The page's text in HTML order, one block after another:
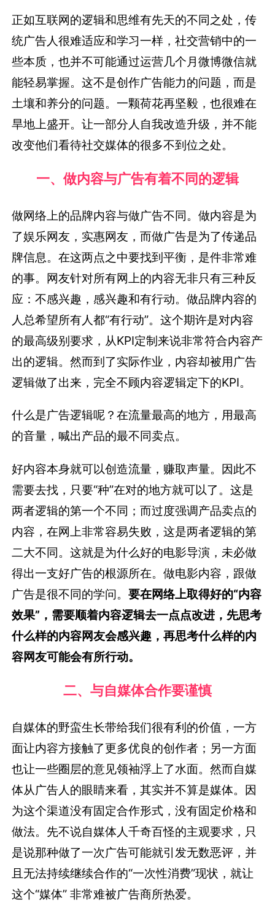
正如互联网的逻辑和思维有先天的不同之处，传
统广告人很难适应和学习一样，社交营销中的一
些本质，也并不可能通过运营几个月微博微信就
能轻易掌握。这不是创作广告能力的问题，而是
土壤和养分的问题。一颗荷花再坚毅，也很难在
旱地上盛开。让一部分人自我改造升级，并不能
改变他们看待社交媒体的很多不到位之处。
一、做内容与广告有着不同的逻辑
做网络上的品牌内容与做广告不同。做内容是为
了娱乐网友，实惠网友，而做广告是为了传递品
牌信息。在这两点之中要找到平衡，是件非常难
的事。网友针对所有网上的内容无非只有三种反
应：不感兴趣，感兴趣和有行动。做品牌内容的
人总希望所有人都“有行动”。这个期许是对内容
的最高级别要求，从KPI定制来说非常符合内容产
出的逻辑。然而到了实际作业，内容却被用广告
逻辑做了出来，完全不顾内容逻辑定下的KPI。
什么是广告逻辑呢？在流量最高的地方，用最高
的音量，喊出产品的最不同卖点。
好内容本身就可以创造流量，赚取声量。因此不
需要去找，只要“种”在对的地方就可以了。这是
两者逻辑的第一个不同；而过度强调产品卖点的
内容，在网上非常容易失败，这是两者逻辑的第
二大不同。这就是为什么好的电影导演，未必做
得出一支好广告的根源所在。做电影内容，跟做
广告是很不同的学问。要在网络上取得好的“内容
效果”，需要顺着内容逻辑去一点点改进，先思考
什么样的内容网友会感兴趣，再思考什么样的内
容网友可能会有所行动。
二、与自媒体合作要谨慎
自媒体的野蛮生长带给我们很有利的价值，一方
面让内容方接触了更多优良的创作者；另一方面
也让一些圈层的意见领袖浮上了水面。然而自媒
体从广告人的眼睛来看，其实并不算是媒体。因
为这个渠道没有固定合作形式，没有固定价格和
做法。先不说自媒体人千奇百怪的主观要求，只
是说那种做了一次广告可能就引发无数恶评，并
且无法持续继续合作的“一次性消费”现状，就让
这个“媒体” 非常难被广告商所热爱。